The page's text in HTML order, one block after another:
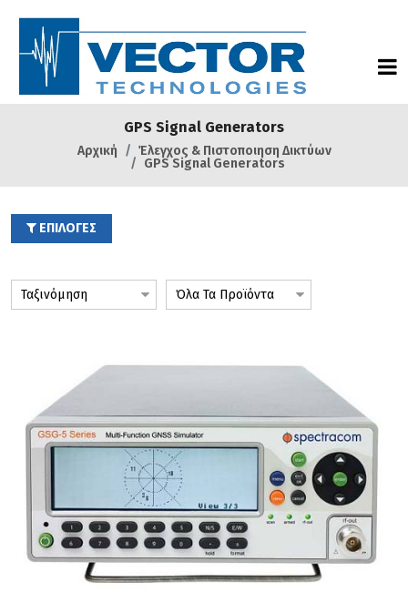
GPS Signal Generators
Αρχική
Έλεγχος & Πιστοποιηση Δικτύων
GPS Signal Generators
ΕΠΙΛΟΓΕΣ